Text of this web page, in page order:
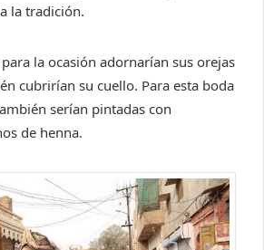
la tradición.
la ocasión adornarían sus orejas
cubrirían su cuello. Para esta boda
serían pintadas con
de henna.